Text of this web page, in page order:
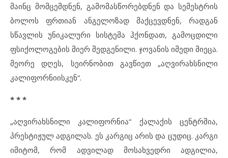
მაინც მომცემდნენ, გამომასწორებდნენ და სემესტრის
ბოლოს ფრთიან ანგელოზად მაქცევდნენ, რადგან
სწავლის უნიკალური სისტემა ჰქონდათ, გამოცდილი
ფსიქოლოგების მიერ შედგენილი. ჯოვანის იმედი მიეცა.
მეორე დღეს, სეირნობით გავწიეთ „აღვირახსნილი
კალიფორნიისკენ“.
* * *
„აღვირახსნილი კალიფორნია“ ქალაქის ცენტრშია,
პრესტიჟულ ადგილას. ეს კარგიც არის და ცუდიც. კარგი
იმიტომ, რომ ადვილად მოსახვედრი ადგილია,